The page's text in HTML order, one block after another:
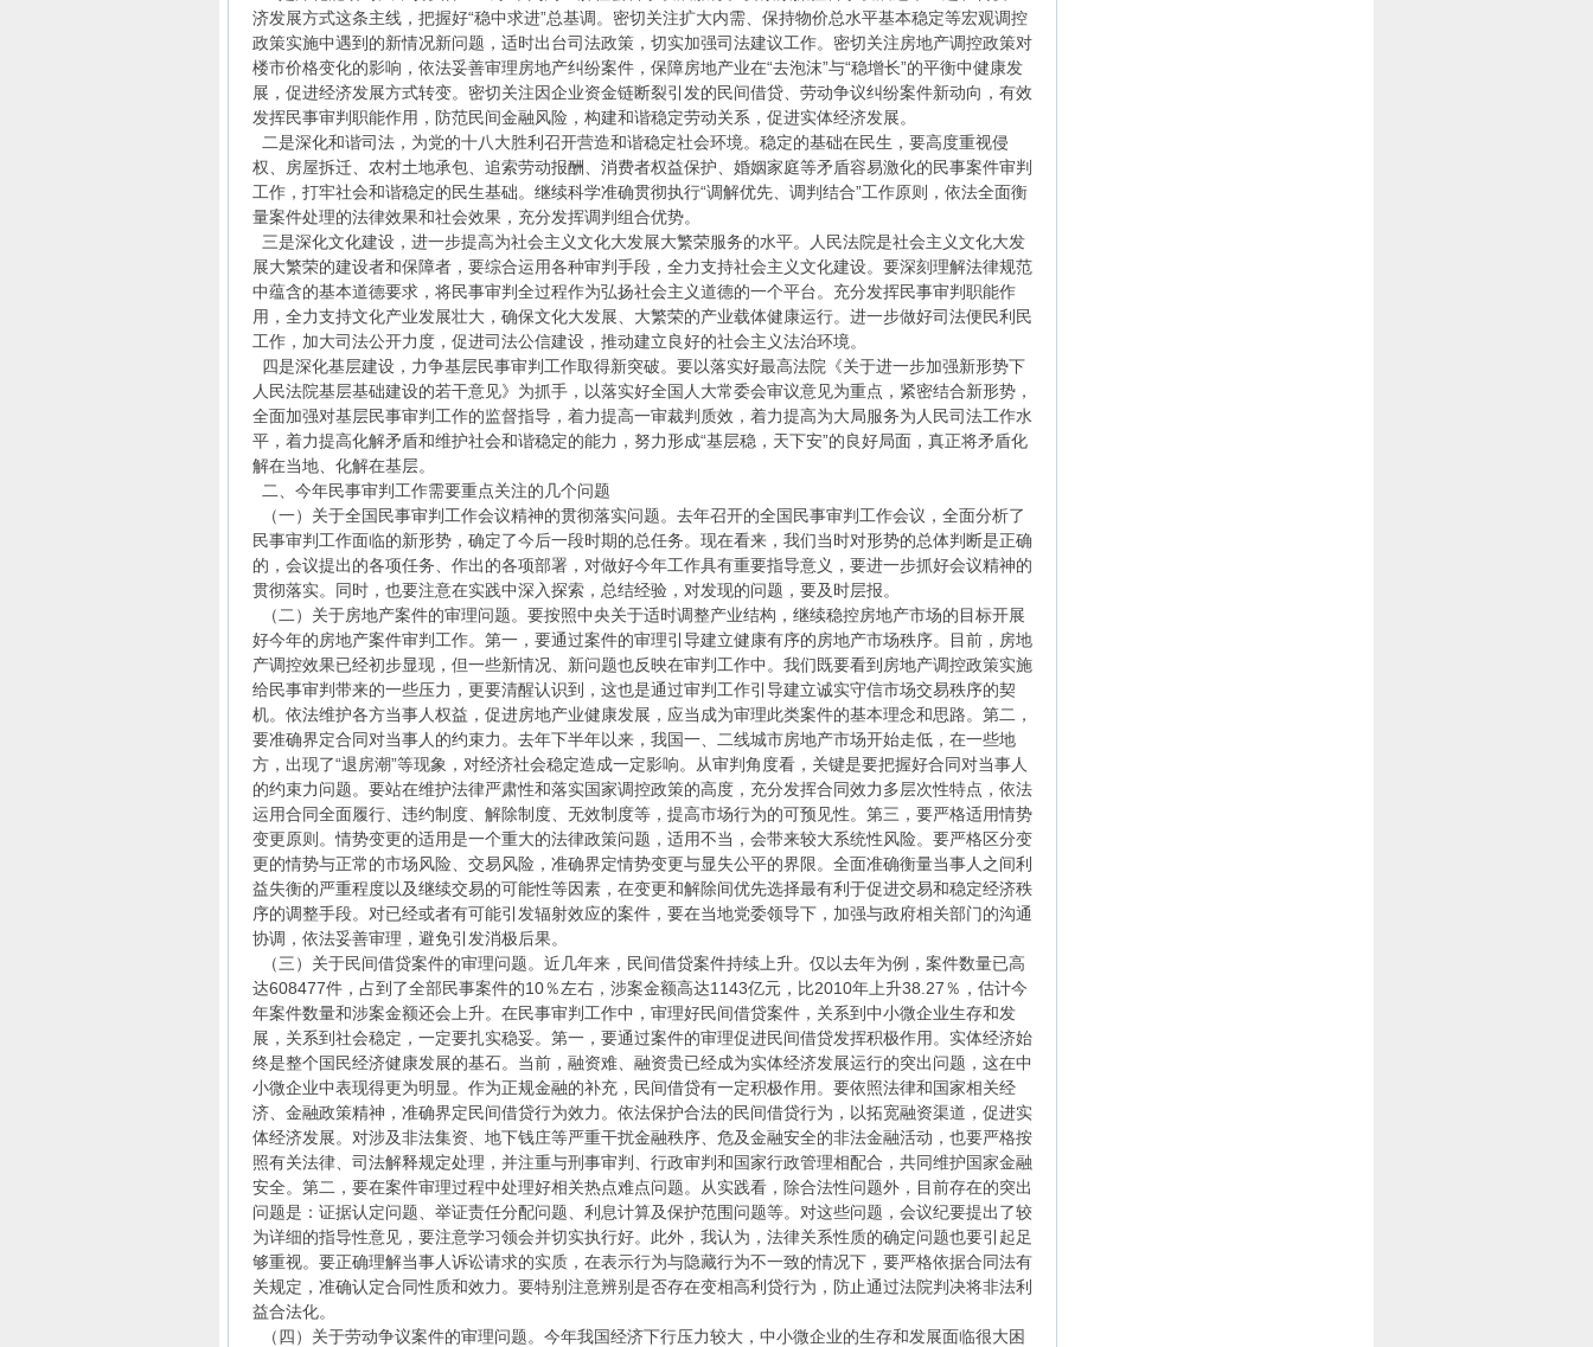
济发展方式这条主线，把握好“稳中求进”总基调。密切关注扩大内需、保持物价总水平基本稳定等宏观调控
政策实施中遇到的新情况新问题，适时出台司法政策，切实加强司法建议工作。密切关注房地产调控政策对
楼市价格变化的影响，依法妥善审理房地产纠纷案件，保障房地产业在“去泡沫”与“稳增长”的平衡中健康发
展，促进经济发展方式转变。密切关注因企业资金链断裂引发的民间借贷、劳动争议纠纷案件新动向，有效
发挥民事审判职能作用，防范民间金融风险，构建和谐稳定劳动关系，促进实体经济发展。
二是深化和谐司法，为党的十八大胜利召开营造和谐稳定社会环境。稳定的基础在民生，要高度重视侵
权、房屋拆迁、农村土地承包、追索劳动报酬、消费者权益保护、婚姻家庭等矛盾容易激化的民事案件审判
工作，打牢社会和谐稳定的民生基础。继续科学准确贯彻执行“调解优先、调判结合”工作原则，依法全面衡
量案件处理的法律效果和社会效果，充分发挥调判组合优势。
三是深化文化建设，进一步提高为社会主义文化大发展大繁荣服务的水平。人民法院是社会主义文化大发
展大繁荣的建设者和保障者，要综合运用各种审判手段，全力支持社会主义文化建设。要深刻理解法律规范
中蕴含的基本道德要求，将民事审判全过程作为弘扬社会主义道德的一个平台。充分发挥民事审判职能作
用，全力支持文化产业发展壮大，确保文化大发展、大繁荣的产业载体健康运行。进一步做好司法便民利民
工作，加大司法公开力度，促进司法公信建设，推动建立良好的社会主义法治环境。
四是深化基层建设，力争基层民事审判工作取得新突破。要以落实好最高法院《关于进一步加强新形势下
人民法院基层基础建设的若干意见》为抓手，以落实好全国人大常委会审议意见为重点，紧密结合新形势，
全面加强对基层民事审判工作的监督指导，着力提高一审裁判质效，着力提高为大局服务为人民司法工作水
平，着力提高化解矛盾和维护社会和谐稳定的能力，努力形成“基层稳，天下安”的良好局面，真正将矛盾化
解在当地、化解在基层。
二、今年民事审判工作需要重点关注的几个问题
（一）关于全国民事审判工作会议精神的贯彻落实问题。去年召开的全国民事审判工作会议，全面分析了
民事审判工作面临的新形势，确定了今后一段时期的总任务。现在看来，我们当时对形势的总体判断是正确
的，会议提出的各项任务、作出的各项部署，对做好今年工作具有重要指导意义，要进一步抓好会议精神的
贯彻落实。同时，也要注意在实践中深入探索，总结经验，对发现的问题，要及时层报。
（二）关于房地产案件的审理问题。要按照中央关于适时调整产业结构，继续稳控房地产市场的目标开展
好今年的房地产案件审判工作。第一，要通过案件的审理引导建立健康有序的房地产市场秩序。目前，房地
产调控效果已经初步显现，但一些新情况、新问题也反映在审判工作中。我们既要看到房地产调控政策实施
给民事审判带来的一些压力，更要清醒认识到，这也是通过审判工作引导建立诚实守信市场交易秩序的契
机。依法维护各方当事人权益，促进房地产业健康发展，应当成为审理此类案件的基本理念和思路。第二，
要准确界定合同对当事人的约束力。去年下半年以来，我国一、二线城市房地产市场开始走低，在一些地
方，出现了“退房潮”等现象，对经济社会稳定造成一定影响。从审判角度看，关键是要把握好合同对当事人
的约束力问题。要站在维护法律严肃性和落实国家调控政策的高度，充分发挥合同效力多层次性特点，依法
运用合同全面履行、违约制度、解除制度、无效制度等，提高市场行为的可预见性。第三，要严格适用情势
变更原则。情势变更的适用是一个重大的法律政策问题，适用不当，会带来较大系统性风险。要严格区分变
更的情势与正常的市场风险、交易风险，准确界定情势变更与显失公平的界限。全面准确衡量当事人之间利
益失衡的严重程度以及继续交易的可能性等因素，在变更和解除间优先选择最有利于促进交易和稳定经济秩
序的调整手段。对已经或者有可能引发辐射效应的案件，要在当地党委领导下，加强与政府相关部门的沟通
协调，依法妥善审理，避免引发消极后果。
（三）关于民间借贷案件的审理问题。近几年来，民间借贷案件持续上升。仅以去年为例，案件数量已高
达608477件，占到了全部民事案件的10％左右，涉案金额高达1143亿元，比2010年上升38.27％，估计今
年案件数量和涉案金额还会上升。在民事审判工作中，审理好民间借贷案件，关系到中小微企业生存和发
展，关系到社会稳定，一定要扎实稳妥。第一，要通过案件的审理促进民间借贷发挥积极作用。实体经济始
终是整个国民经济健康发展的基石。当前，融资难、融资贵已经成为实体经济发展运行的突出问题，这在中
小微企业中表现得更为明显。作为正规金融的补充，民间借贷有一定积极作用。要依照法律和国家相关经
济、金融政策精神，准确界定民间借贷行为效力。依法保护合法的民间借贷行为，以拓宽融资渠道，促进实
体经济发展。对涉及非法集资、地下钱庄等严重干扰金融秩序、危及金融安全的非法金融活动，也要严格按
照有关法律、司法解释规定处理，并注重与刑事审判、行政审判和国家行政管理相配合，共同维护国家金融
安全。第二，要在案件审理过程中处理好相关热点难点问题。从实践看，除合法性问题外，目前存在的突出
问题是：证据认定问题、举证责任分配问题、利息计算及保护范围问题等。对这些问题，会议纪要提出了较
为详细的指导性意见，要注意学习领会并切实执行好。此外，我认为，法律关系性质的确定问题也要引起足
够重视。要正确理解当事人诉讼请求的实质，在表示行为与隐藏行为不一致的情况下，要严格依据合同法有
关规定，准确认定合同性质和效力。要特别注意辨别是否存在变相高利贷行为，防止通过法院判决将非法利
益合法化。
（四）关于劳动争议案件的审理问题。今年我国经济下行压力较大，中小微企业的生存和发展面临很大困